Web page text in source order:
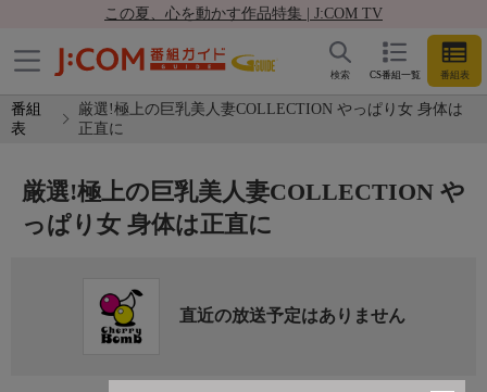
この夏、心を動かす作品特集 | J:COM TV
CS番組一覧 番組表
検索
番組
表
厳選!極上の巨乳美人妻COLLECTION やっぱり女 身体は
正直に
厳選!極上の巨乳美人妻COLLECTION や
っぱり女 身体は正直に
直近の放送予定はありません